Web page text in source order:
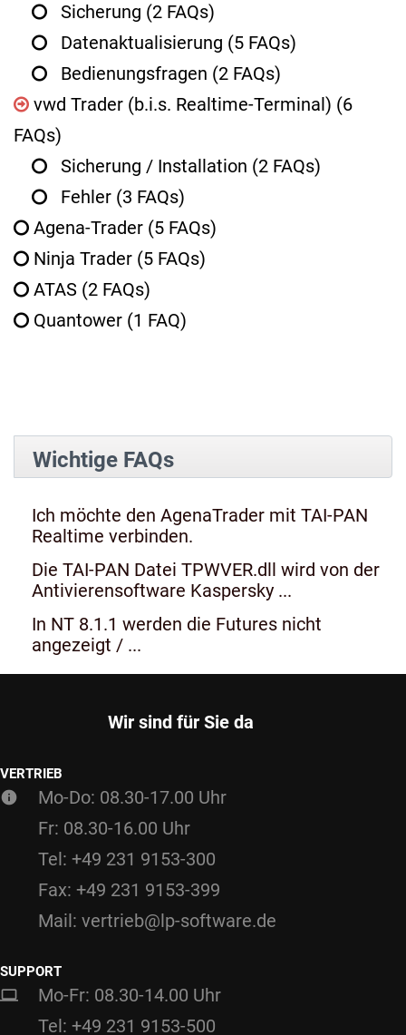
Sicherung (2 FAQs)
Datenaktualisierung (5 FAQs)
Bedienungsfragen (2 FAQs)
vwd Trader (b.i.s. Realtime-Terminal) (6
FAQs)
Sicherung / Installation (2 FAQs)
Fehler (3 FAQs)
Agena-Trader (5 FAQs)
Ninja Trader (5 FAQs)
ATAS (2 FAQs)
Quantower (1 FAQ)
Wichtige FAQs
Ich möchte den AgenaTrader mit TAI-PAN
Realtime verbinden.
Die TAI-PAN Datei TPWVER.dll wird von der
Antivierensoftware Kaspersky ...
In NT 8.1.1 werden die Futures nicht
angezeigt / ...
Wir sind für Sie da
VERTRIEB
Mo-Do: 08.30-17.00 Uhr
Fr: 08.30-16.00 Uhr
Tel: +49 231 9153-300
Fax: +49 231 9153-399
Mail: vertrieb@lp-software.de
SUPPORT
Mo-Fr: 08.30-14.00 Uhr
Tel: +49 231 9153-500